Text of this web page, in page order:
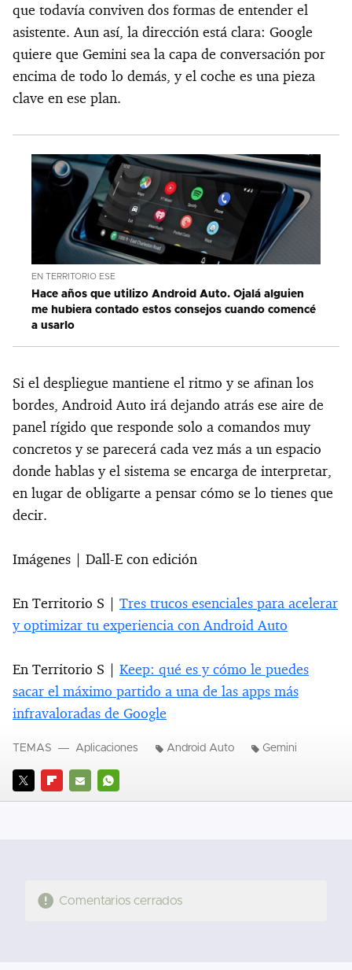
que todavía conviven dos formas de entender el
asistente. Aun así, la dirección está clara: Google
quiere que Gemini sea la capa de conversación por
encima de todo lo demás, y el coche es una pieza
clave en ese plan.
EN TERRITORIO ESE
Hace años que utilizo Android Auto. Ojalá alguien
me hubiera contado estos consejos cuando comencé
a usarlo
Si el despliegue mantiene el ritmo y se afinan los
bordes, Android Auto irá dejando atrás ese aire de
panel rígido que responde solo a comandos muy
concretos y se parecerá cada vez más a un espacio
donde hablas y el sistema se encarga de interpretar,
en lugar de obligarte a pensar cómo se lo tienes que
decir.
Imágenes | Dall-E con edición
En Territorio S | Tres trucos esenciales para acelerar
y optimizar tu experiencia con Android Auto
En Territorio S | Keep: qué es y cómo le puedes
sacar el máximo partido a una de las apps más
infravaloradas de Google
TWITTERFLIPBOARD
E- WHATSAPP
TEMAS Aplicaciones Android Auto Gemini
Comentarios cerrados